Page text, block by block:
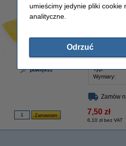
powiększ
Ściereczka
Aby
Uwaga: nie
Typ:
Wymiary:
Zamów
7,50 zł
6,10 zł bez VAT
umieścimy jedynie pliki cookie
analityczne.
Odrzuć